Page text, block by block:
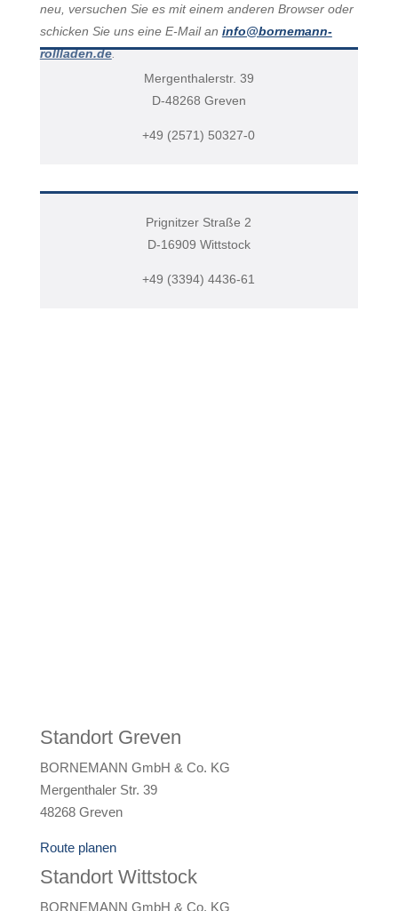
neu, versuchen Sie es mit einem anderen Browser oder
schicken Sie uns eine E-Mail an info@bornemann-
rollladen.de.
Mergenthalerstr. 39
D-48268 Greven
+49 (2571) 50327-0
Prignitzer Straße 2
D-16909 Wittstock
+49 (3394) 4436-61
Standort Greven
BORNEMANN GmbH & Co. KG
Mergenthaler Str. 39
48268 Greven
Route planen
Standort Wittstock
BORNEMANN GmbH & Co. KG